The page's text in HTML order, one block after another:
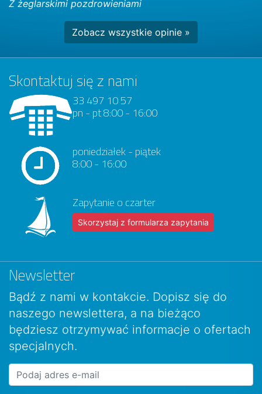
Z żeglarskimi pozdrowieniami
Zobacz wszystkie opinie »
Skontaktuj się z nami
33 497 10 57
pn - pt 8:00 - 16:00
poniedziałek - piątek
8:00 - 16:00
Zapytanie o czarter
Skorzystaj z formularza zapytania
Newsletter
Bądź z nami w kontakcie. Dopisz się do
naszego newslettera, a na bieżąco
będziesz otrzymywać informacje o ofertach
specjalnych.